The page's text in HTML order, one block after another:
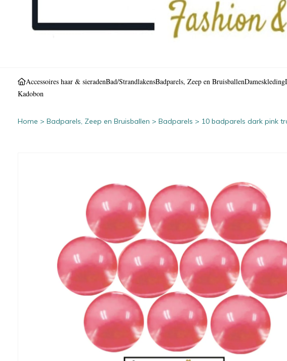
Accessoires haar & sieradenBad/StrandlakensBadparels, Zeep en BruisballenDameskleding
Kadobon
Home > Badparels, Zeep en Bruisballen > Badparels > 10 badparels dark pink